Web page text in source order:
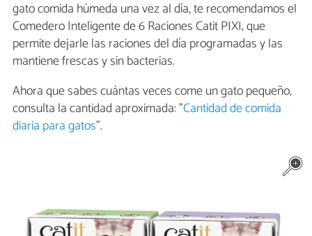
gato comida húmeda una vez al día, te recomendamos el
Comedero Inteligente de 6 Raciones Catit PIXI, que
permite dejarle las raciones del día programadas y las
mantiene frescas y sin bacterias.
Ahora que sabes cuántas veces come un gato pequeño,
consulta la cantidad aproximada: "Cantidad de comida
diaria para gatos".